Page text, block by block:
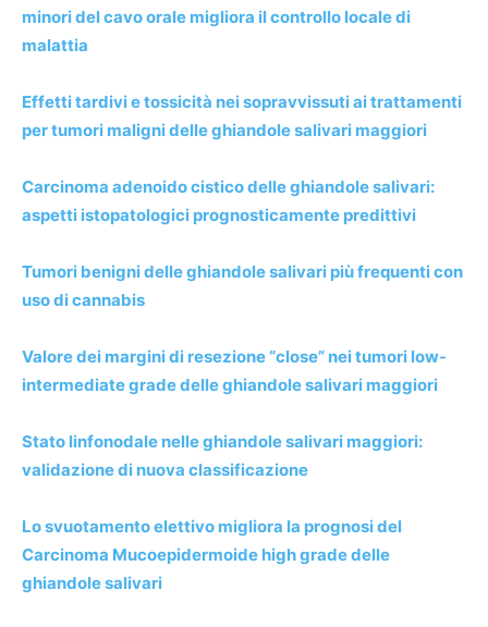
minori del cavo orale migliora il controllo locale di
malattia
Effetti tardivi e tossicità nei sopravvissuti ai trattamenti
per tumori maligni delle ghiandole salivari maggiori
Carcinoma adenoido cistico delle ghiandole salivari:
aspetti istopatologici prognosticamente predittivi
Tumori benigni delle ghiandole salivari più frequenti con
uso di cannabis
Valore dei margini di resezione “close” nei tumori low-
intermediate grade delle ghiandole salivari maggiori
Stato linfonodale nelle ghiandole salivari maggiori:
validazione di nuova classificazione
Lo svuotamento elettivo migliora la prognosi del
Carcinoma Mucoepidermoide high grade delle
ghiandole salivari